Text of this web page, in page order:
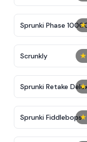
★
Sprunki Phase
★
Scrunkly
★
Sprunki Retake
★
Sprunki Fiddlebops